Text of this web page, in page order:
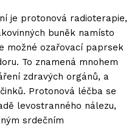
je protonová radioterapie,
buněk namísto
možné ozařovací paprsek
To znamená mnohem
zdravých orgánů, a
Protonová léčba se
levostranného nálezu,
srdečním